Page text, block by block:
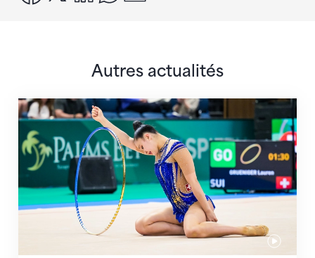
Autres actualités
Prochaine étape : les Championnats du monde